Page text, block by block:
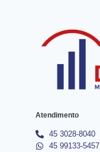
Atendimento
45 3028-8040
45 99133-5457